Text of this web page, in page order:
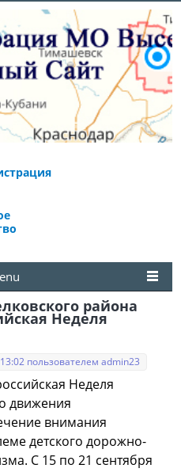
района
Неделя
пользователемadmin23
Неделя
движения
внимания
детского дорожно-
С 15 по 21 сентября